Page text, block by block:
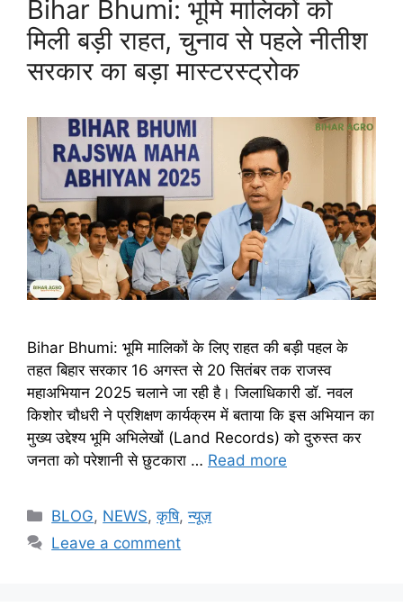
Bihar Bhumi: भूमि मालिकों को
मिली बड़ी राहत, चुनाव से पहले नीतीश
सरकार का बड़ा मास्टरस्ट्रोक
Bihar Bhumi: भूमि मालिकों के लिए राहत की बड़ी पहल के
तहत बिहार सरकार 16 अगस्त से 20 सितंबर तक राजस्व
महाअभियान 2025 चलाने जा रही है। जिलाधिकारी डॉ. नवल
किशोर चौधरी ने प्रशिक्षण कार्यक्रम में बताया कि इस अभियान का
मुख्य उद्देश्य भूमि अभिलेखों (Land Records) को दुरुस्त कर
जनता को परेशानी से छुटकारा … Read more
BLOG, NEWS,कृषि,न्यूज़
Leave a comment